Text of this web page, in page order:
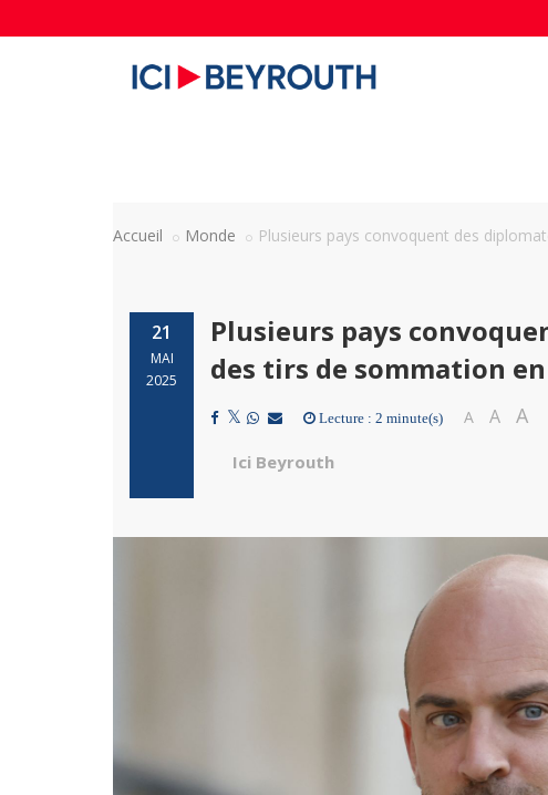
Accueil Monde Plusieurs pays convoquent des
21
MAI
2025
Plusieurs pays
des tirs de sommation
Lecture : 2 minute(s) A A A
Ici Beyrouth